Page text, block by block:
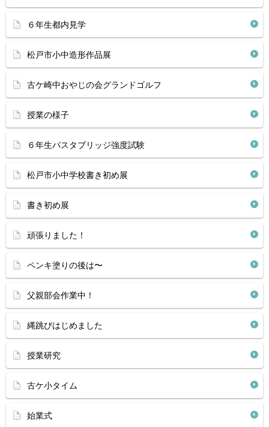
６年生都内見学
松戸市小中造形作品展
古ケ崎中おやじの会グランドゴルフ
授業の様子
６年生パスタブリッジ強度試験
松戸市小中学校書き初め展
書き初め展
頑張りました！
ペンキ塗りの後は〜
父親部会作業中！
縄跳びはじめました
授業研究
古ケ小タイム
始業式